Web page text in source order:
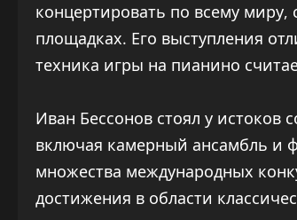
концертировать по всему
площадках. Его выступления
техника игры на пианино
Иван Бессонов стоял у истоков
включая камерный ансамбль и
множества международных
достижения в области